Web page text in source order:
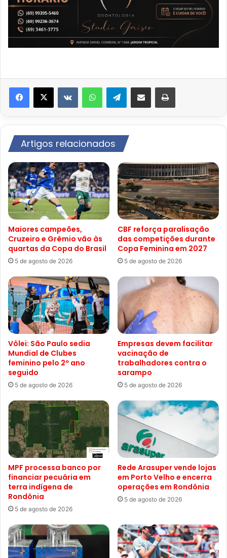
VK WhatsAppTelegramCompartilhar via e-mail Imprimir
Artigos relacionados
Maiores campeões,
Cruzeiro e Grêmio vão às
quartas da Copa do Brasil
5 de agosto de 2026
CBF reforça paralisação
das competições durante
Copa Feminina em 2027
5 de agosto de 2026
Vôlei: São Paulo sedia
Mundial de Clubes
feminino pelo 2º ano
seguido
5 de agosto de 2026
Empresas devem facilitar
vacinação de
trabalhadores contra o
sarampo
5 de agosto de 2026
MPF processa banco por
financiar pecuária em
terra indígena de
Rondônia
5 de agosto de 2026
Rede Arasuper vende lojas
em Porto Velho e encerra
operações em Rondônia
5 de agosto de 2026